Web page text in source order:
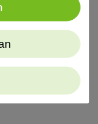
en op het
€